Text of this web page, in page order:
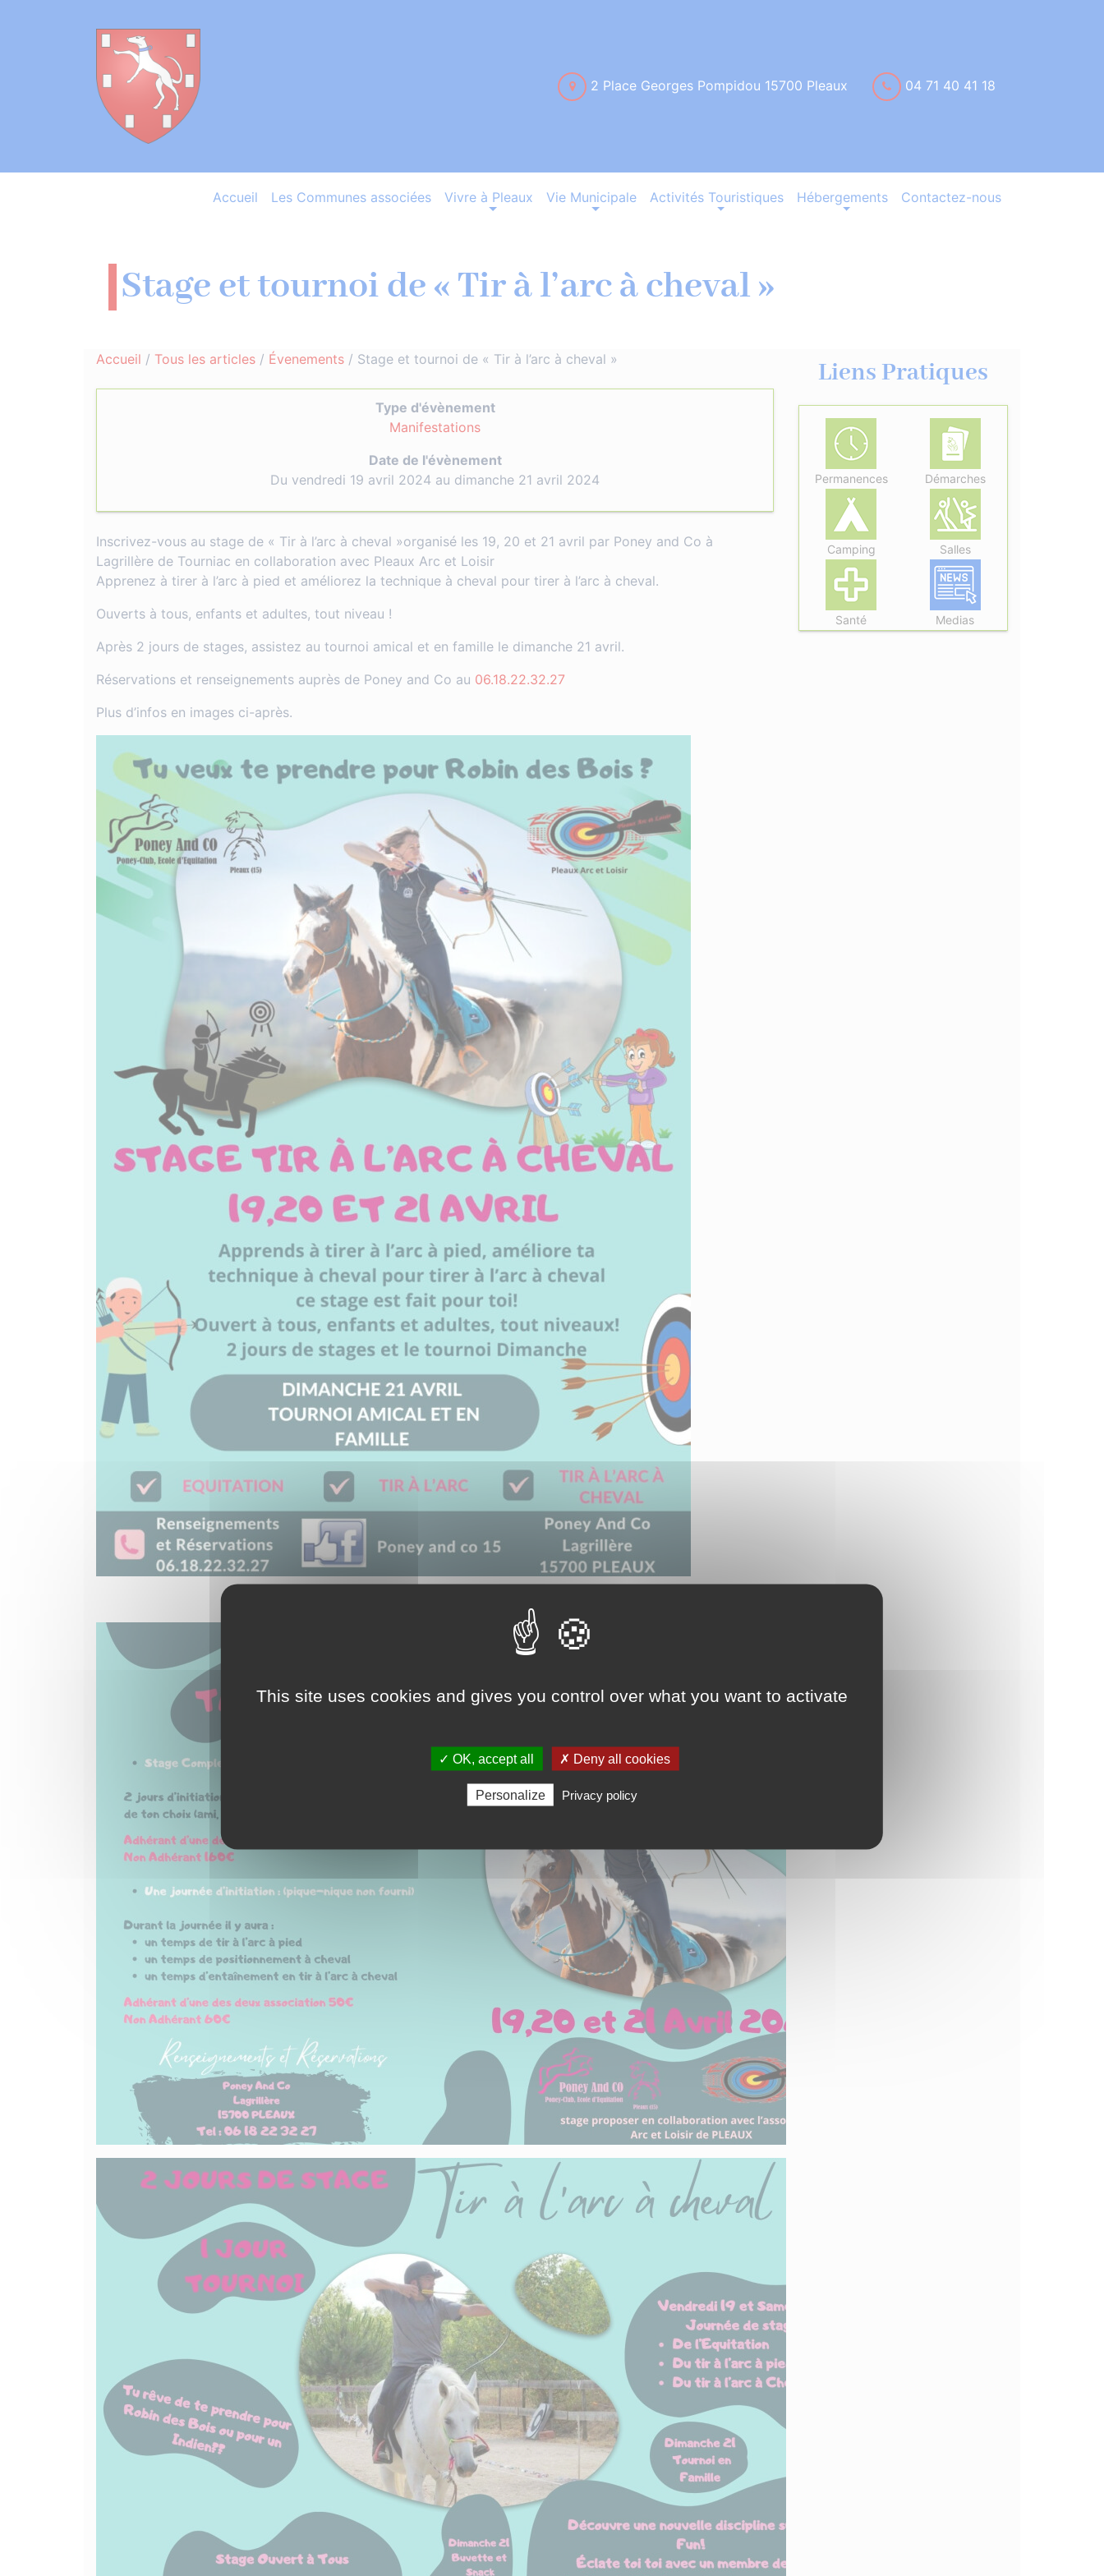
2 Place Georges Pompidou 15700 Pleaux 04 71 40 41 18
Accueil Les Communes associées Vivre à Pleaux Vie Municipale Activités Touristiques Hébergements Contactez-nous
Stage et tournoi de « Tir à l’arc à cheval »
Accueil / Tous les articles / Évenements / Stage et tournoi de « Tir à l’arc à cheval »
Type d'évènement
Manifestations
Date de l'évènement
Du vendredi 19 avril 2024 au dimanche 21 avril 2024
Inscrivez-vous au stage de « Tir à l’arc à cheval »organisé les 19, 20 et 21 avril par Poney and Co à
Lagrillère de Tourniac en collaboration avec Pleaux Arc et Loisir
Apprenez à tirer à l’arc à pied et améliorez la technique à cheval pour tirer à l’arc à cheval.
Ouverts à tous, enfants et adultes, tout niveau !
Après 2 jours de stages, assistez au tournoi amical et en famille le dimanche 21 avril.
Réservations et renseignements auprès de Poney and Co au 06.18.22.32.27
Plus d’infos en images ci-après.
Liens Pratiques
Permanences Démarches
Camping Salles
Santé Medias
This site uses cookies and gives you control over what you want to activate
✓ OK, accept all ✗ Deny all cookies
Personalize Privacy policy